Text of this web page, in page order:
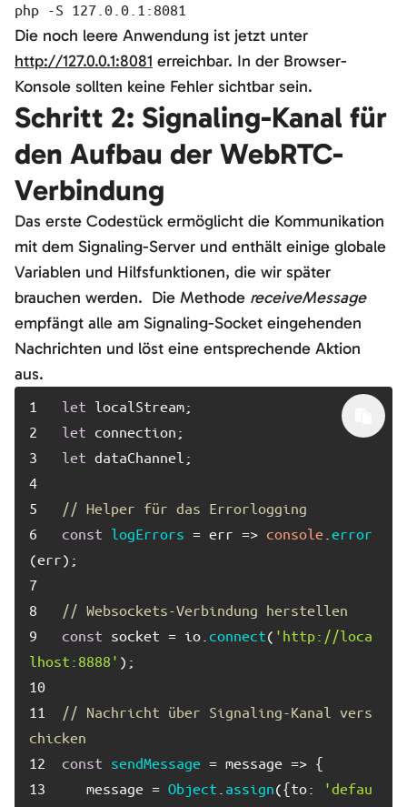
php -S 127.0.0.1:8081
Die noch leere Anwendung ist jetzt unter
http://127.0.0.1:8081 erreichbar. In der Browser-
Konsole sollten keine Fehler sichtbar sein.
Schritt 2: Signaling-Kanal für
den Aufbau der WebRTC-
Verbindung
Das erste Codestück ermöglicht die Kommunikation
mit dem Signaling-Server und enthält einige globale
Variablen und Hilfsfunktionen, die wir später
brauchen werden. Die Methode receiveMessage
empfängt alle am Signaling-Socket eingehenden
Nachrichten und löst eine entsprechende Aktion
aus.
let
let
let
// Helper für das Errorlogging
const logErrors = err => console error
// Websockets-Verbindung herstellen
const socket = io. connect( 'http://loca
lhost:8888'
// Nachricht über Signaling-Kanal vers
chicken
const sendMessage
   message =
Object assign({to:
'defau